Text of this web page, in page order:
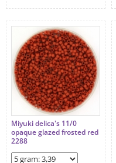
Miyuki delica's 11/0
opaque glazed frosted red
2288